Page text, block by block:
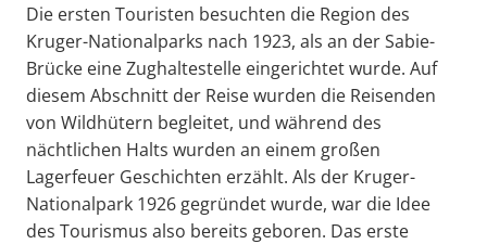
Die ersten Touristen besuchten die Region des
Kruger-Nationalparks nach 1923, als an der Sabie-
Brücke eine Zughaltestelle eingerichtet wurde. Auf
diesem Abschnitt der Reise wurden die Reisenden
von Wildhütern begleitet, und während des
nächtlichen Halts wurden an einem großen
Lagerfeuer Geschichten erzählt. Als der Kruger-
Nationalpark 1926 gegründet wurde, war die Idee
des Tourismus also bereits geboren. Das erste